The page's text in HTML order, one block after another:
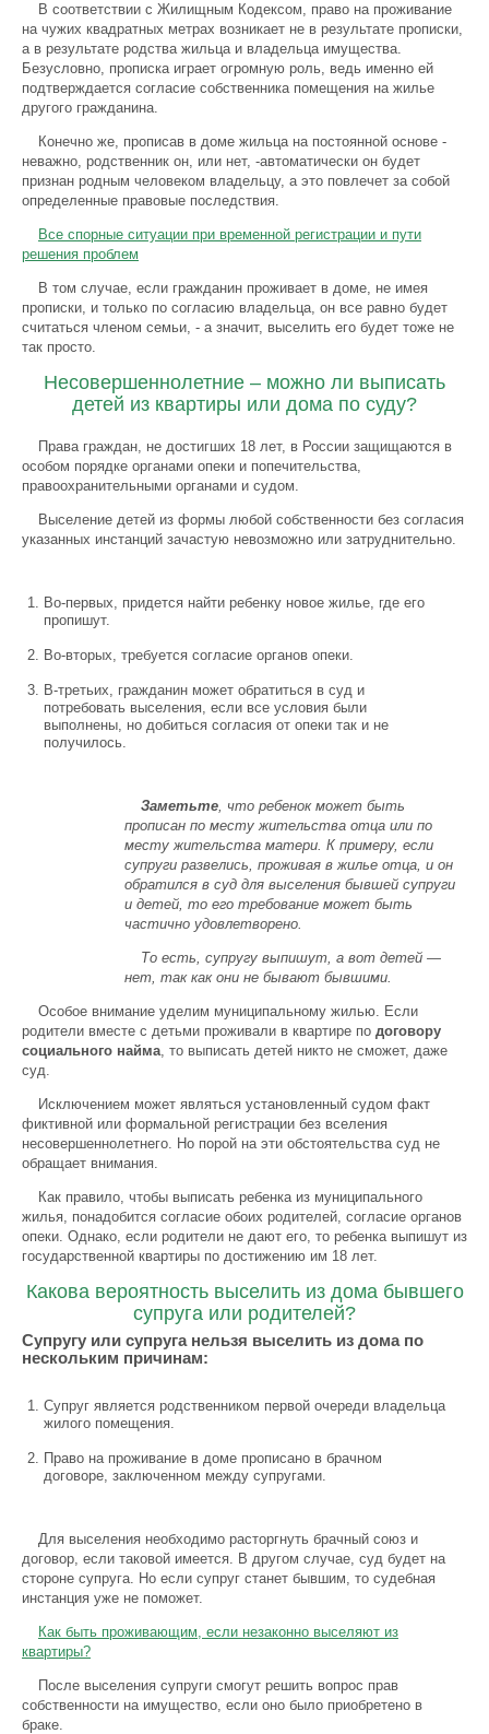
В соответствии с Жилищным Кодексом, право на проживание
на чужих квадратных метрах возникает не в результате прописки,
а в результате родства жильца и владельца имущества.
Безусловно, прописка играет огромную роль, ведь именно ей
подтверждается согласие собственника помещения на жилье
другого гражданина.
Конечно же, прописав в доме жильца на постоянной основе -
неважно, родственник он, или нет, -автоматически он будет
признан родным человеком владельцу, а это повлечет за собой
определенные правовые последствия.
Все спорные ситуации при временной регистрации и пути
решения проблем
В том случае, если гражданин проживает в доме, не имея
прописки, и только по согласию владельца, он все равно будет
считаться членом семьи, - а значит, выселить его будет тоже не
так просто.
Несовершеннолетние – можно ли выписать
детей из квартиры или дома по суду?
Права граждан, не достигших 18 лет, в России защищаются в
особом порядке органами опеки и попечительства,
правоохранительными органами и судом.
Выселение детей из формы любой собственности без согласия
указанных инстанций зачастую невозможно или затруднительно.
Во-первых, придется найти ребенку новое жилье, где его
пропишут.
Во-вторых, требуется согласие органов опеки.
В-третьих, гражданин может обратиться в суд и
потребовать выселения, если все условия были
выполнены, но добиться согласия от опеки так и не
получилось.
Заметьте, что ребенок может быть
прописан по месту жительства отца или по
месту жительства матери. К примеру, если
супруги развелись, проживая в жилье отца, и он
обратился в суд для выселения бывшей супруги
и детей, то его требование может быть
частично удовлетворено.
То есть, супругу выпишут, а вот детей —
нет, так как они не бывают бывшими.
Особое внимание уделим муниципальному жилью. Если
родители вместе с детьми проживали в квартире по договору
социального найма, то выписать детей никто не сможет, даже
суд.
Исключением может являться установленный судом факт
фиктивной или формальной регистрации без вселения
несовершеннолетнего. Но порой на эти обстоятельства суд не
обращает внимания.
Как правило, чтобы выписать ребенка из муниципального
жилья, понадобится согласие обоих родителей, согласие органов
опеки. Однако, если родители не дают его, то ребенка выпишут из
государственной квартиры по достижению им 18 лет.
Какова вероятность выселить из дома бывшего
супруга или родителей?
Супругу или супруга нельзя выселить из дома по
нескольким причинам:
Супруг является родственником первой очереди владельца
жилого помещения.
Право на проживание в доме прописано в брачном
договоре, заключенном между супругами.
Для выселения необходимо расторгнуть брачный союз и
договор, если таковой имеется. В другом случае, суд будет на
стороне супруга. Но если супруг станет бывшим, то судебная
инстанция уже не поможет.
Как быть проживающим, если незаконно выселяют из
квартиры?
После выселения супруги смогут решить вопрос прав
собственности на имущество, если оно было приобретено в
браке.